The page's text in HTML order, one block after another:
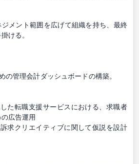
メント範囲を広げて組織を持ち、最終
ける。
管理会計ダッシュボードの構築。
た転職支援サービスにおける、求職者
広告運用
求クリエイティブに関して仮説を設計